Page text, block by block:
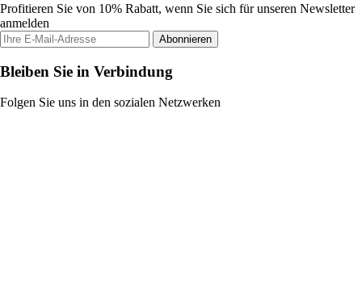
Profitieren Sie von 10% Rabatt, wenn Sie sich für unseren Newsletter
anmelden
Abonnieren
Bleiben Sie in Verbindung
Folgen Sie uns in den sozialen Netzwerken